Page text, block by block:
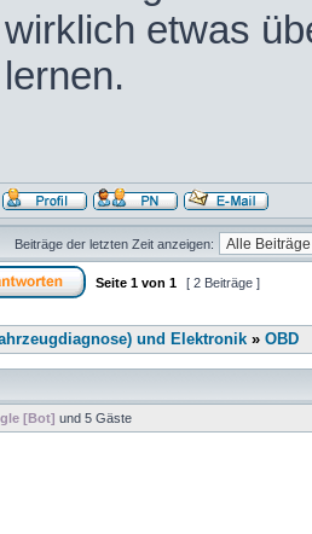
wirklich etwas
lernen.
Beiträge der letzten Zeit anzeigen:
Seite 1 von 1 [ 2 Beiträge ]
und Elektronik » OBD
[Bot] und 5 Gäste